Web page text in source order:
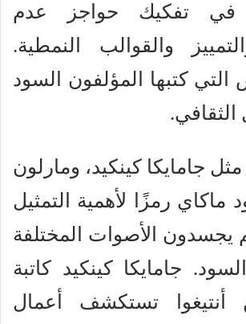
في تفكيك حواجز عدم
والقوالب النمطية.
التي كتبها المؤلفون السود
الثقافي.
مثل جامايكا كينكيد، ومارلون
ماكاي رمزًا لأهمية التمثيل
يجسدون الأصوات المختلفة
جامايكا كينكيد كاتبة
أنتيغوا تستكشف أعمال